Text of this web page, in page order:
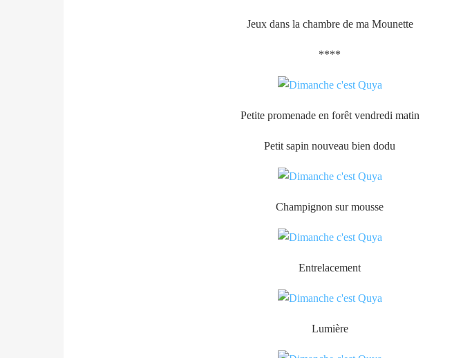
Jeux dans la chambre de ma Mounette
****
Petite promenade en forêt vendredi matin
Petit sapin nouveau bien dodu
Champignon sur mousse
Entrelacement
Lumière